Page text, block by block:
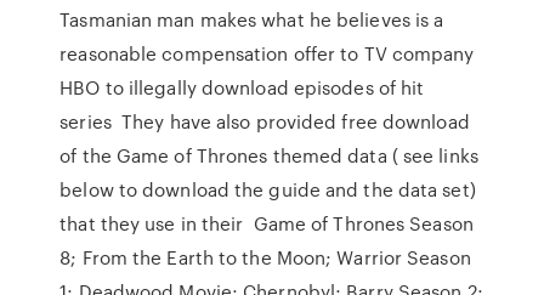
Tasmanian man makes what he believes is a
reasonable compensation offer to TV company
HBO to illegally download episodes of hit
series They have also provided free download
of the Game of Thrones themed data ( see links
below to download the guide and the data set)
that they use in their Game of Thrones Season
8; From the Earth to the Moon; Warrior Season